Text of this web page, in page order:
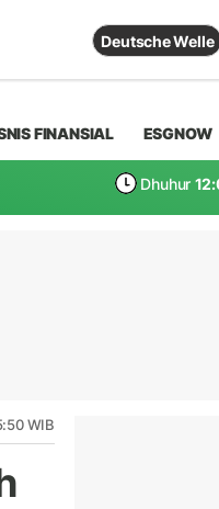
Deutsche Welle
FINANSIAL ESGNOW
Dhuhur
WIB